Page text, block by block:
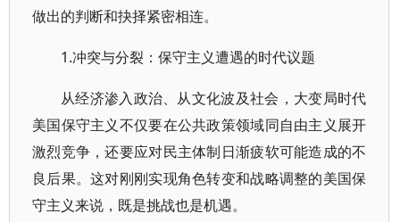
做出的判断和抉择紧密相连。
1.冲突与分裂：保守主义遭遇的时代议题
从经济渗入政治、从文化波及社会，大变局时代
美国保守主义不仅要在公共政策领域同自由主义展开
激烈竞争，还要应对民主体制日渐疲软可能造成的不
良后果。这对刚刚实现角色转变和战略调整的美国保
守主义来说，既是挑战也是机遇。